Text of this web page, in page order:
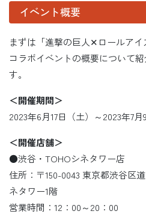
イベント概要
まずは「進撃の巨人✕ロールア
コラボイベントの概要について
す。
＜開催期間＞
2023年6月17日（土）～2023年7月
＜開催店舗＞
●渋谷・TOHOシネタワー店
住所：〒150-0043 東京都渋谷区
ネタワー1階
営業時間：12：00～20：00